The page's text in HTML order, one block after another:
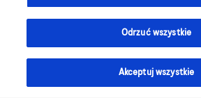
Skontaktuj się z nami
O nas
Odrzuć wszystkie
Akceptuj wszystkie